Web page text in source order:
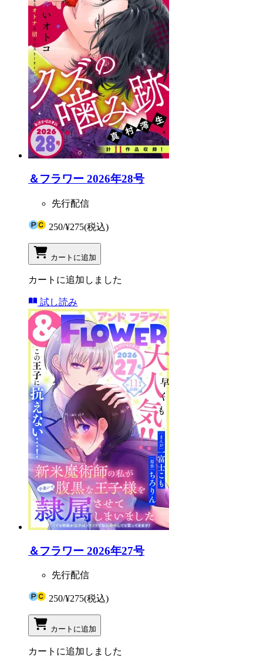
＆フラワー 2026年28号
先行配信
250/¥275(税込)
カートに追加
カートに追加しました
試し読み
＆フラワー 2026年27号
先行配信
250/¥275(税込)
カートに追加
カートに追加しました